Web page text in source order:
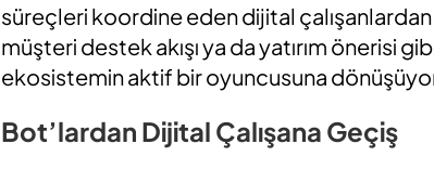
süreçleri koordine edendijital çalışanlardan
müşteri destek akışı ya da yatırım önerisi
ekosistemin aktif bir oyuncusuna
Bot’lardan Dijital Çalışana Geçiş